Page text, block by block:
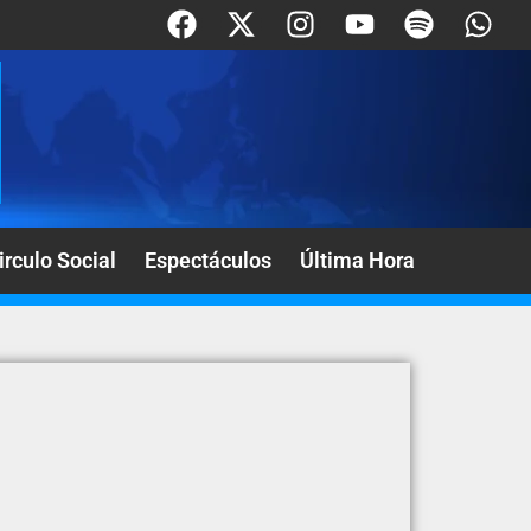
Social Espectáculos Última Hora